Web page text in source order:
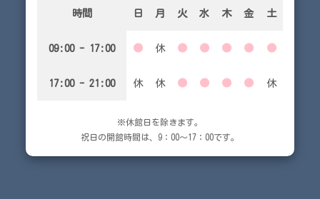
時間 日 月 火 水 木 金 土
09:00 - 17:00 ● 休 ● ● ● ● ●
17:00 - 21:00 休 休 ● ● ● ● 休
※休館日を除きます。
祝日の開館時間は、9：00～17：00です。